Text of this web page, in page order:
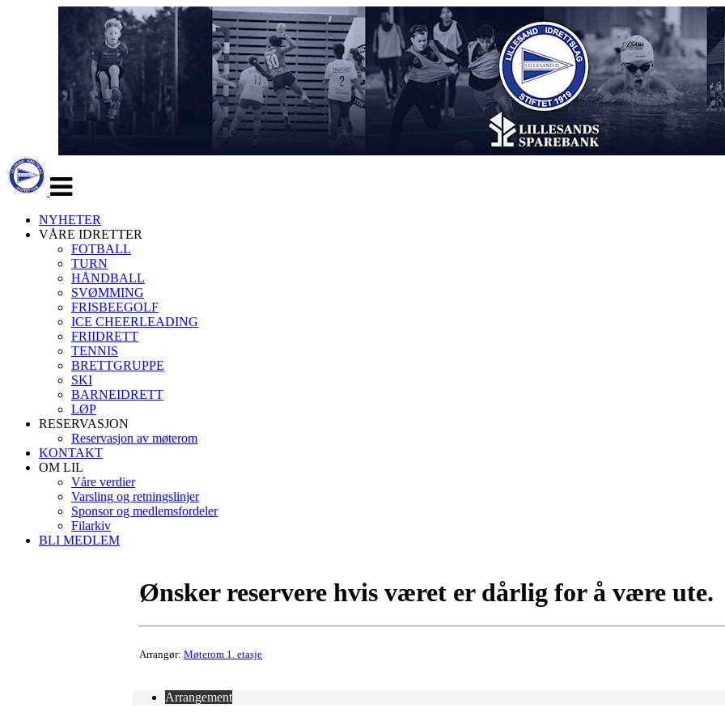
navigasjon
NYHETER
VÅRE IDRETTER
FOTBALL
TURN
HÅNDBALL
SVØMMING
FRISBEEGOLF
ICE CHEERLEADING
FRIIDRETT
TENNIS
BRETTGRUPPE
SKI
BARNEIDRETT
LØP
RESERVASJON
Reservasjon av møterom
KONTAKT
OM LIL
Våre verdier
Varsling og retningslinjer
Sponsor og medlemsfordeler
Filarkiv
BLI MEDLEM
Ønsker reservere hvis været er dårlig for å være ute.
Arrangør: Møterom 1. etasje
Arrangement